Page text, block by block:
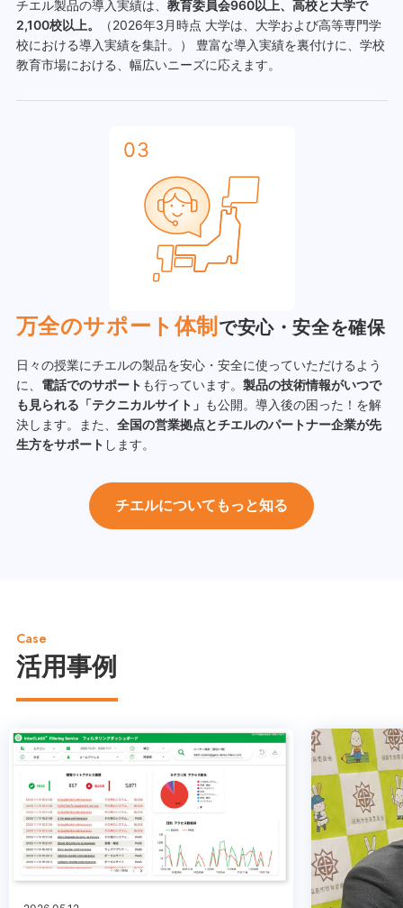
チエル製品の導入実績は、 教育委員会960以上、高校と大学で
2,100校以上。
（2026年3月時点 大学は、大学および高等専門学
校における導入実績を集計。） 豊富な導入実績を裏付けに、学校
教育市場における、幅広いニーズに応えます。
03
万全のサポート体制 で安心・安全を確保
日々の授業にチエルの製品を安心・安全に使っていただけるよう
に、 電話でのサポート も行っています。 製品の技術情報がいつで
も見られる「テクニカルサイト」 も公開。導入後の困った！を解
決します。また、 全国の営業拠点とチエルのパートナー企業が先
生方をサポート します。
チエルについてもっと知る
Case
活用事例